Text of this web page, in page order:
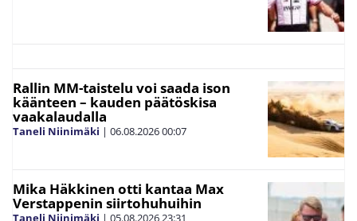
Rallin MM-taistelu voi saada ison
käänteen – kauden päätöskisa
vaakalaudalla
Taneli Niinimäki | 06.08.202600:07
Mika Häkkinen otti kantaa Max
Verstappenin siirtohuhuihin
Taneli Niinimäki | 05.08.2026 23:31